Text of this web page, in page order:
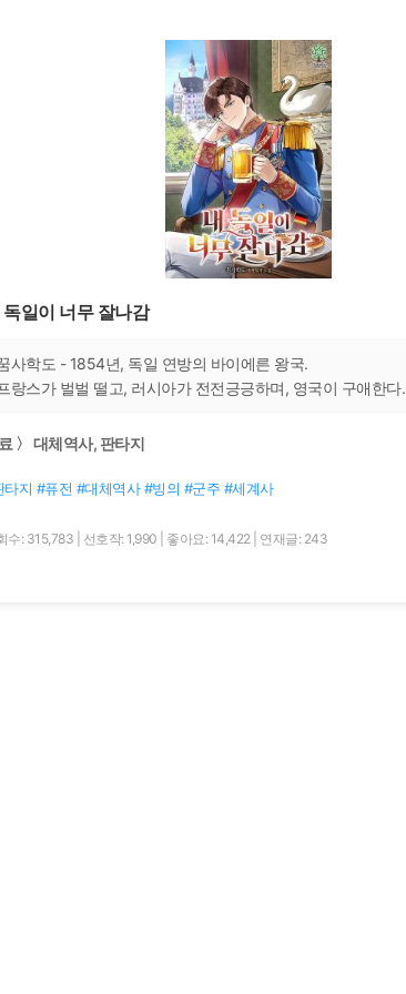
독일이 너무 잘나감
사학도 - 1854년, 독일 연방의 바이에른 왕국.
랑스가 벌벌 떨고, 러시아가 전전긍긍하며, 영국이 구애한다.
〉 대체역사, 판타지
타지 #퓨전 #대체역사 #빙의 #군주 #세계사
수: 315,783 선호작: 1,990 좋아요: 14,422 연재글: 243